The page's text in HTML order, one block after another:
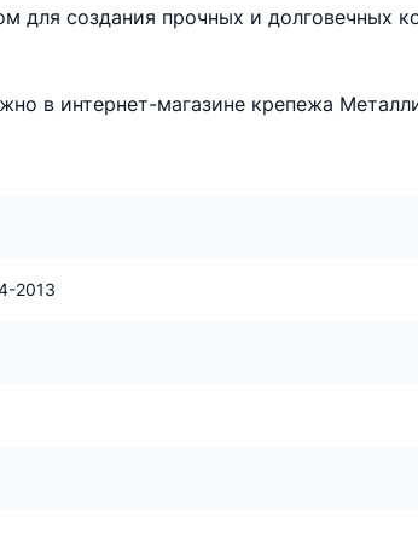
для создания прочных и долговечных
в интернет-магазине крепежа
2013